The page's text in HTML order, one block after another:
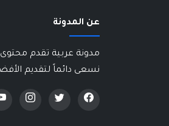
عن المدونة
مدونة عربية تقدم
نسعى دائماً لتقديم